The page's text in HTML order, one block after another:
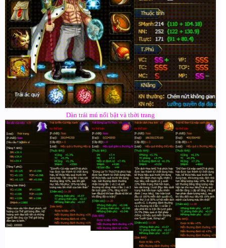
Dàn trái mú nổi bật và thời trang